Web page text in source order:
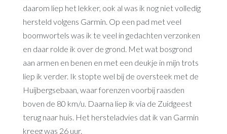
daarom liep het lekker, ook al was ik nog niet volledig
hersteld volgens Garmin. Op een pad met veel
boomwortels was ik te veel in gedachten verzonken
en daar rolde ik over de grond. Met wat bosgrond
aan armen en benen en met een deukje in mijn trots
liep ik verder. Ik stopte wel bij de oversteek met de
Huijbergsebaan, waar forenzen voorbij raasden
boven de 80 km/u. Daarna liep ik via de Zuidgeest
terug naar huis. Het hersteladvies dat ik van Garmin
kreeg was 26 uur.